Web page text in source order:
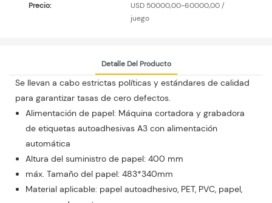
Precio:
USD 50000,00-60000,00 /
juego
Detalle Del Producto
Se llevan a cabo estrictas políticas y estándares de calidad
para garantizar tasas de cero defectos.
Alimentación de papel: Máquina cortadora y grabadora
de etiquetas autoadhesivas A3 con alimentación
automática
Altura del suministro de papel: 400 mm
máx. Tamaño del papel: 483*340mm
Material aplicable: papel autoadhesivo, PET, PVC, papel,